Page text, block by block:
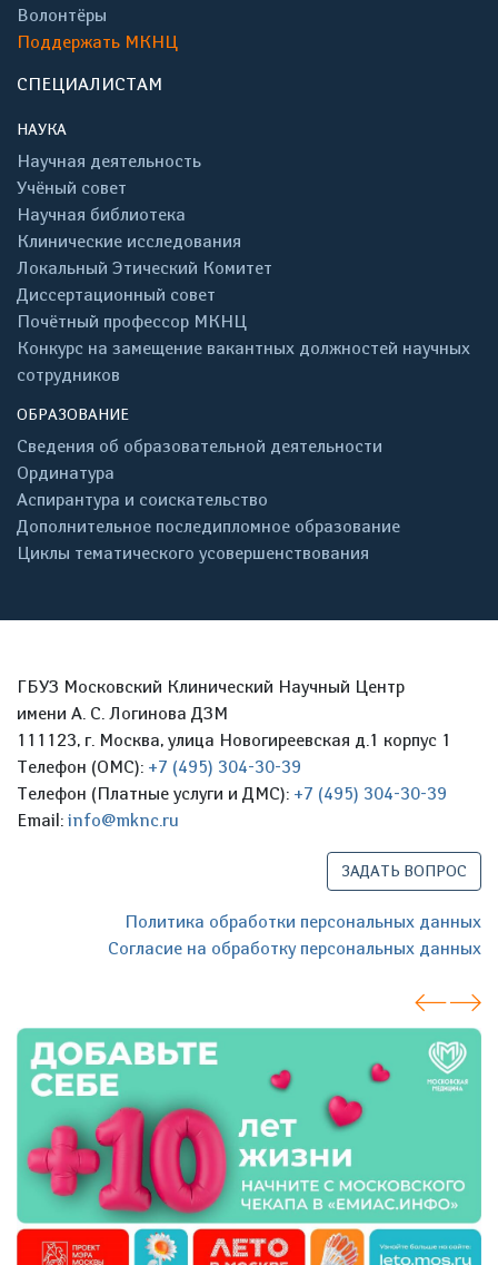
Волонтёры
Поддержать МКНЦ
СПЕЦИАЛИСТАМ
НАУКА
Научная деятельность
Учёный совет
Научная библиотека
Клинические исследования
Локальный Этический Комитет
Диссертационный совет
Почётный профессор МКНЦ
Конкурс на замещение вакантных должностей научных
сотрудников
ОБРАЗОВАНИЕ
Сведения об образовательной деятельности
Ординатура
Аспирантура и соискательство
Дополнительное последипломное образование
Циклы тематического усовершенствования
ГБУЗ Московский Клинический Научный Центр
имени А. С. Логинова ДЗМ
111123, г. Москва, улица Новогиреевская д.1 корпус 1
Телефон (ОМС): +7 (495) 304-30-39
Телефон (Платные услуги и ДМС): +7 (495) 304-30-39
Email: info@mknc.ru
ЗАДАТЬ ВОПРОС
Политика обработки персональных данных
Согласие на обработку персональных данных